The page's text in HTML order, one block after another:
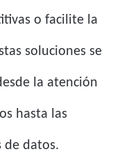
o facilite la
soluciones se
la atención
hasta las
de datos.